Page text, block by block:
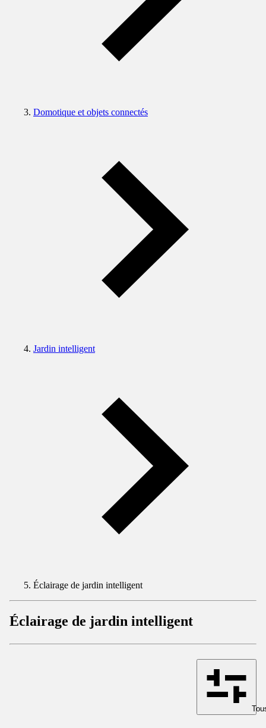
Domotique et objets connectés
Jardin intelligent
Éclairage de jardin intelligent
Éclairage de jardin intelligent